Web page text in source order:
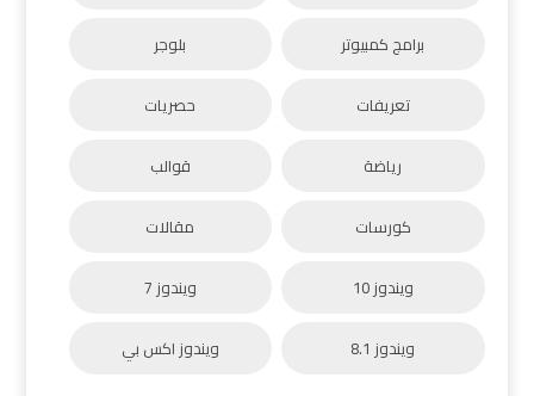
برامج كمبيوتر بلوجر
تعريفات حصريات
رياضة قوالب
كورسات مقالات
ويندوز 10 ويندوز 7
ويندوز 8.1 ويندوز اكس بي